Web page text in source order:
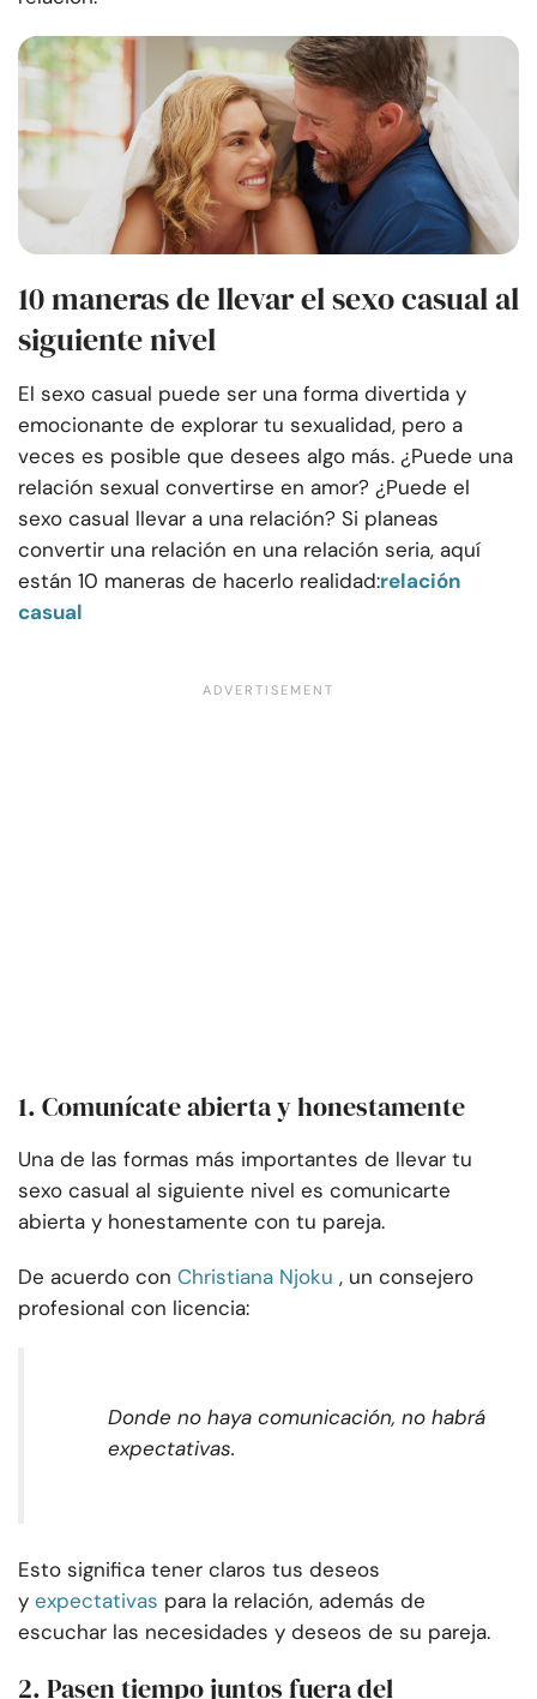
10 maneras de llevar el sexo casual al
siguiente nivel
El sexo casual puede ser una forma divertida y
emocionante de explorar tu sexualidad, pero a
veces es posible que desees algo más. ¿Puede una
relación sexual convertirse en amor? ¿Puede el
sexo casual llevar a una relación? Si planeas
convertir una relación en una relación seria, aquí
están 10 maneras de hacerlo realidad:relación
casual
1. Comunícate abierta y honestamente
Una de las formas más importantes de llevar tu
sexo casual al siguiente nivel es comunicarte
abierta y honestamente con tu pareja.
De acuerdo con Christiana Njoku , un consejero
profesional con licencia:
Donde no haya comunicación, no habrá
expectativas.
Esto significa tener claros tus deseos
y expectativas para la relación, además de
escuchar las necesidades y deseos de su pareja.
2. Pasen tiempo juntos fuera del